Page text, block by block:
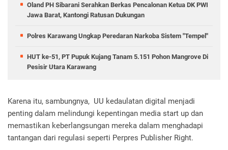
Oland PH Sibarani Serahkan Berkas Pencalonan Ketua DK PWI
Jawa Barat, Kantongi Ratusan Dukungan
Polres Karawang Ungkap Peredaran Narkoba Sistem "Tempel"
HUT ke-51, PT Pupuk Kujang Tanam 5.151 Pohon Mangrove Di
Pesisir Utara Karawang
Karena itu, sambungnya, UU kedaulatan digital menjadi
penting dalam melindungi kepentingan media start up dan
memastikan keberlangsungan mereka dalam menghadapi
tantangan dari regulasi seperti Perpres Publisher Right.